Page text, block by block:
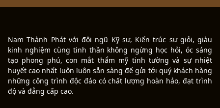
Nam Thành Phát với đội ngũ Kỹ sư, Kiến trúc sư giỏi, giàu
kinh nghiệm cùng tinh thần không ngừng học hỏi, óc sáng
tạo phong phú, con mắt thẩm mỹ tinh tường và sự nhiệt
huyết cao nhất luôn luôn sẵn sàng để gửi tới quý khách hàng
những công trình độc đáo có chất lượng hoàn hảo, đạt trình
độ và đẳng cấp cao.